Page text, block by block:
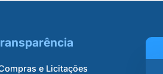
e Licitações